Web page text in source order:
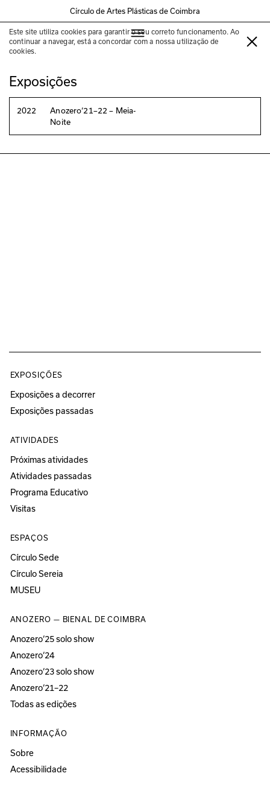
Círculo de Artes Plásticas de Coimbra
Este site utiliza cookies para garantir o seu correto funcionamento. Ao
continuar a navegar, está a concordar com a nossa utilização de
cookies.
Beatriz Santiago Muñoz
Exposições
2022
Anozero‘21–22 – Meia-
Noite
EXPOSIÇÕES
Exposições a decorrer
Exposições passadas
ATIVIDADES
Próximas atividades
Atividades passadas
Programa Educativo
Visitas
ESPAÇOS
Círculo Sede
Círculo Sereia
MUSEU
ANOZERO — BIENAL DE COIMBRA
Anozero‘25 solo show
Anozero‘24
Anozero‘23 solo show
Anozero‘21–22
Todas as edições
INFORMAÇÃO
Sobre
Acessibilidade